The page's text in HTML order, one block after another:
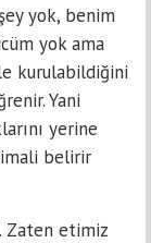
yok, benim
yok ama
kurulabildiğini
Yani
yerine
belirir
Zaten etimiz